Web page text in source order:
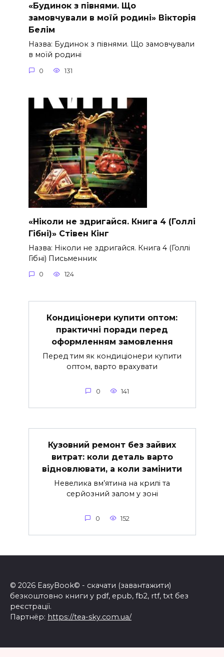
«Будинок з півнями. Що
замовчували в моїй родині» Вікторія
Белім
Назва: Будинок з півнями. Що замовчували
в моїй родині
0 131
«Ніколи не здригайся. Книга 4 (Голлі
Гібні)» Стівен Кінг
Назва: Ніколи не здригайся. Книга 4 (Голлі
Гібні) Письменник
0 124
Кондиціонери купити оптом:
практичні поради перед
оформленням замовлення
Перед тим як кондиціонери купити
оптом, варто врахувати
0 141
Кузовний ремонт без зайвих
витрат: коли деталь варто
відновлювати, а коли замінити
Невелика вм’ятина на крилі та
серйозний залом у зоні
0 152
© 2026 EasyBook© - скачати (завантажити)
безкоштовно книги у pdf, epub, fb2, rtf, txt без
реєстрації.
Партнёр: https://tea-sky.com.ua/